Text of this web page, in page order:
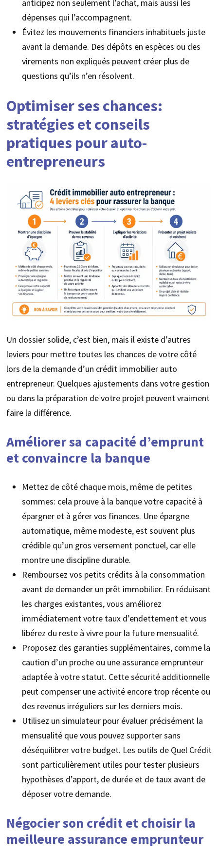
anticipez non seulement l’achat, mais aussi les
dépenses qui l’accompagnent.
Évitez les mouvements financiers inhabituels juste
avant la demande. Des dépôts en espèces ou des
virements non expliqués peuvent créer plus de
questions qu’ils n’en résolvent.
Optimiser ses chances:
stratégies et conseils
pratiques pour auto-
entrepreneurs
Un dossier solide, c’est bien, mais il existe d’autres
leviers pour mettre toutes les chances de votre côté
lors de la demande d’un crédit immobilier auto
entrepreneur. Quelques ajustements dans votre gestion
ou dans la préparation de votre projet peuvent vraiment
faire la différence.
Améliorer sa capacité d’emprunt
et convaincre la banque
Mettez de côté chaque mois, même de petites
sommes: cela prouve à la banque votre capacité à
épargner et à gérer vos finances. Une épargne
automatique, même modeste, est souvent plus
crédible qu’un gros versement ponctuel, car elle
montre une discipline durable.
Remboursez vos petits crédits à la consommation
avant de demander un prêt immobilier. En réduisant
les charges existantes, vous améliorez
immédiatement votre taux d’endettement et vous
libérez du reste à vivre pour la future mensualité.
Proposez des garanties supplémentaires, comme la
caution d’un proche ou une assurance emprunteur
adaptée à votre statut. Cette sécurité additionnelle
peut compenser une activité encore trop récente ou
des revenus irréguliers sur les derniers mois.
Utilisez un simulateur pour évaluer précisément la
mensualité que vous pouvez supporter sans
déséquilibrer votre budget. Les outils de Quel Crédit
sont particulièrement utiles pour tester plusieurs
hypothèses d’apport, de durée et de taux avant de
déposer votre demande.
Négocier son crédit et choisir la
meilleure assurance emprunteur